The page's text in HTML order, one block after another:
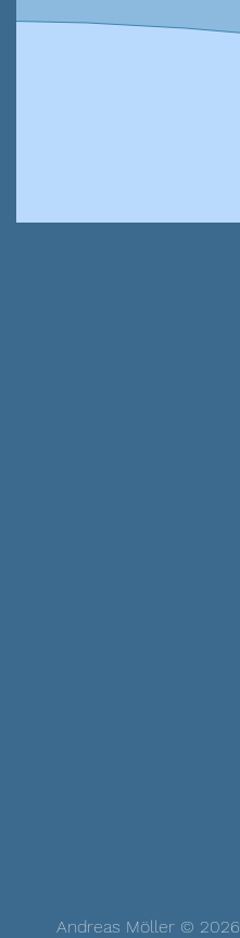
Andreas Möller © 2026